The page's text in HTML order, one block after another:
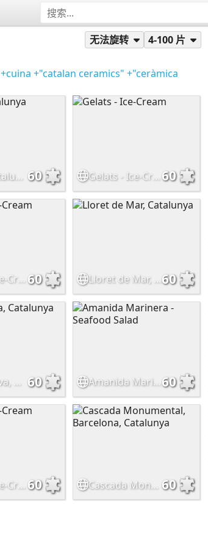
无法旋转
4-100 片
+cuina +"catalan ceramics" +"ceràmica
Roses, Catalunya 60 Gelats - Ice-Cream 60
60 Lloret de Mar, Catalunya60
Costa Brava, Catalunya 60 Amanida Marinera - Seafood Salad60
60 Cascada Monumental, Barcelona, Catalunya 60